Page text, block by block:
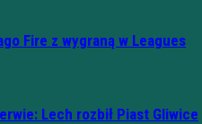
Fire z wygraną w Leagues
Lech rozbił Piast Gliwice